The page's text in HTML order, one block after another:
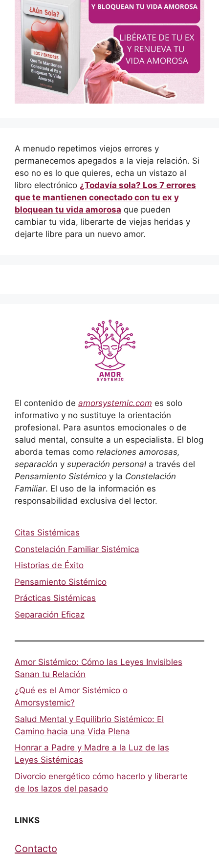
A menudo repetimos viejos errores y
permanecemos apegados a la vieja relación. Si
eso no es lo que quieres, echa un vistazo al
libro electrónico ¿Todavía sola? Los 7 errores
que te mantienen conectado con tu ex y
bloquean tu vida amorosa que pueden
cambiar tu vida, liberarte de viejas heridas y
dejarte libre para un nuevo amor.
El contenido de amorsystemic.com es solo
informativo y no sustituye la orientación
profesional. Para asuntos emocionales o de
salud mental, consulte a un especialista. El blog
aborda temas como relaciones amorosas,
separación y superación personal a través del
Pensamiento Sistémico y la Constelación
Familiar. El uso de la información es
responsabilidad exclusiva del lector.
Citas Sistémicas
Constelación Familiar Sistémica
Historias de Éxito
Pensamiento Sistémico
Prácticas Sistémicas
Separación Eficaz
Amor Sistémico: Cómo las Leyes Invisibles
Sanan tu Relación
¿Qué es el Amor Sistémico o
Amorsystemic?
Salud Mental y Equilibrio Sistémico: El
Camino hacia una Vida Plena
Honrar a Padre y Madre a la Luz de las
Leyes Sistémicas
Divorcio energético cómo hacerlo y liberarte
de los lazos del pasado
LINKS
Contacto